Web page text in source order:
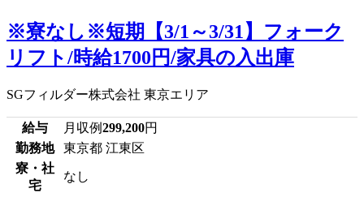
※寮なし※短期【3/1～3/31】フォーク
リフト/時給1700円/家具の入出庫
SGフィルダー株式会社 東京エリア
給与 月収例299,200円
勤務地
東京都 江東区
寮・社
宅
なし